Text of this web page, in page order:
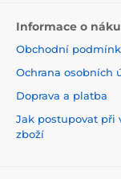
prostor. Barvy
zdravotní
Informace o
Obchodní
Ochrana osobních
Doprava a platba
Jak postupovat při
zboží